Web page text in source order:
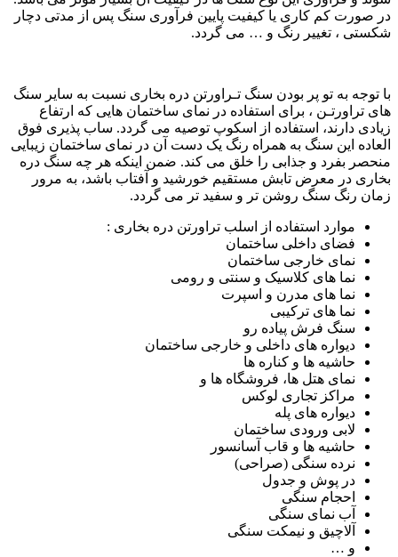
در صورت کم کاری یا کیفیت پایین فرآوری سنگ پس از مدتی دچار
شکستی ، تغییر رنگ و … می گردد.
با توجه به تو پر بودن سنگ تـراورتن دره بخاری نسبت به سایر سنگ
های تراورتـن ، برای استفاده در نمای ساختمان هایی که ارتفاع
زیادی دارند، استفاده از اسکوپ توصیه می گردد. ساب پذیری فوق
العاده این سنگ به همراه رنگ یک دست آن در نمای ساختمان زیبایی
منحصر بفرد و جذابی را خلق می کند. ضمن اینکه هر چه سنگ دره
بخاری در معرض تابش مستقیم خورشید و آفتاب باشد، به مرور
زمان رنگ سنگ روشن تر و سفید تر می گردد.
موارد استفاده از اسلب تراورتن دره بخاری :
فضای داخلی ساختمان
نمای خارجی ساختمان
نما های کلاسیک و سنتی و رومی
نما های مدرن و اسپرت
نما های ترکیبی
سنگ فرش پیاده رو
دیواره های داخلی و خارجی ساختمان
حاشیه ها و کناره ها
نمای هتل ها، فروشگاه ها و
مراکز تجاری لوکس
دیواره های پله
لابی ورودی ساختمان
حاشیه ها و قاب آسانسور
نرده سنگی (صراحی)
در پوش و جدول
احجام سنگی
آب نمای سنگی
آلاچیق و نیمکت سنگی
و …